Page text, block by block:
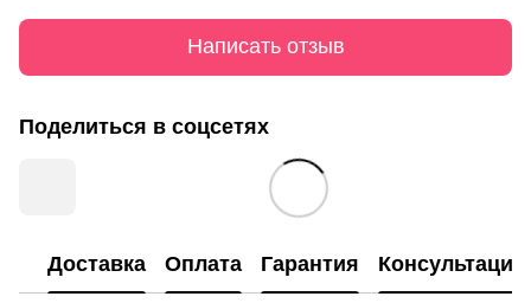
Написать отзыв
Поделиться в соцсетях
Доставка Оплата Гарантия Консультация